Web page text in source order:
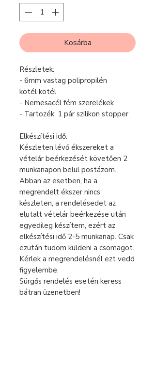
Kosárba
Részletek:
- 6mm vastag polipropilén
kötél kötél
- Nemesacél fém szerelékek
- Tartozék: 1 pár szilikon stopper
Elkészítési idő:
Készleten lévő ékszereket a
vételár beérkezését követően 2
munkanapon belül postázom.
Abban az esetben, ha a
megrendelt ékszer nincs
készleten, a rendelésedet az
elutalt vételár beérkezése után
egyedileg készítem, ezért az
elkészítési idő 2-5 munkanap. Csak
ezután tudom küldeni a csomagot.
Kérlek a megrendelésnél ezt vedd
figyelembe.
Sürgős rendelés esetén keress
bátran üzenetben!